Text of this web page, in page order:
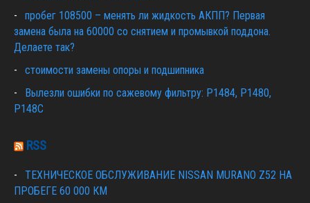
пробег 108500 – менять ли жидкость АКПП? Первая
замена была на 60000 со снятием и промывкой поддона.
Делаете так?
стоимости замены опоры и подшипника
Вылезли ошибки по сажевому фильтру: P1484, P1480,
P148C
RSS
ТЕХНИЧЕСКОЕ ОБСЛУЖИВАНИЕ NISSAN MURANO Z52 НА
ПРОБЕГЕ 60 000 КМ